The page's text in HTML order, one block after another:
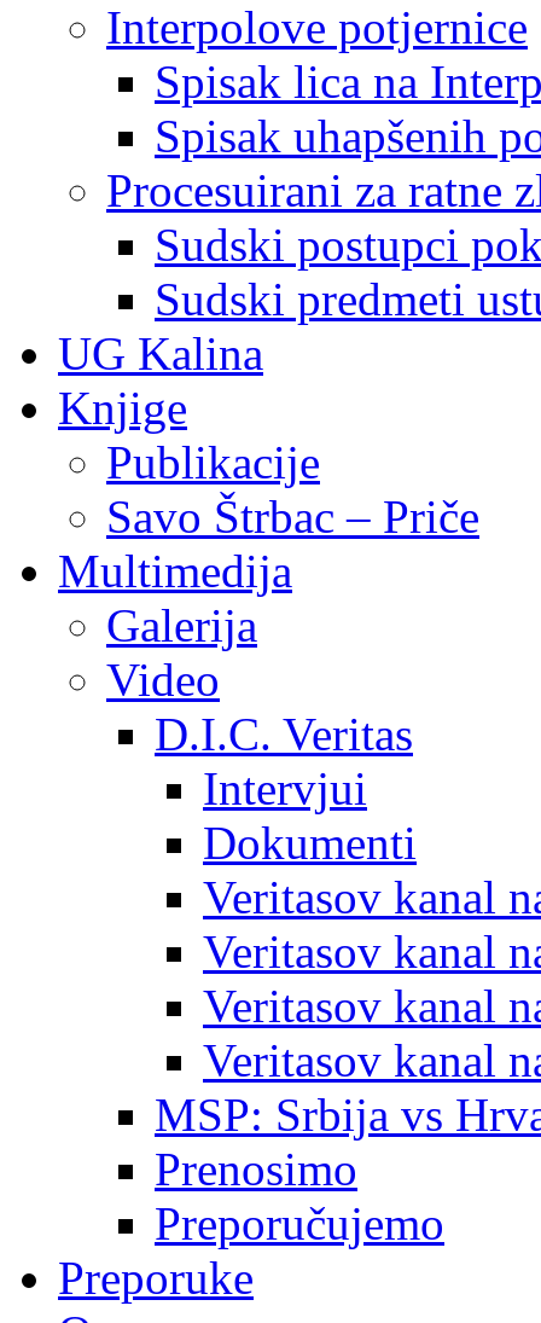
Interpolove potjernice
Spisak lica na
Spisak uhapšenih
Procesuirani za ratne
Sudski postupci
Sudski predmeti
UG Kalina
Knjige
Publikacije
Savo Štrbac – Priče
Multimedija
Galerija
Video
D.I.C. Veritas
Intervjui
Dokumenti
Veritasov kanal
Veritasov kanal
Veritasov kanal
Veritasov kanal
MSP: Srbija vs
Prenosimo
Preporučujemo
Preporuke